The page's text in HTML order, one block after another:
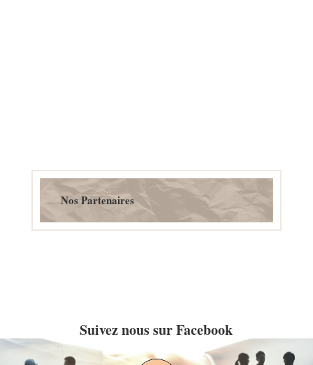
Nos Partenaires
Suivez nous sur Facebook